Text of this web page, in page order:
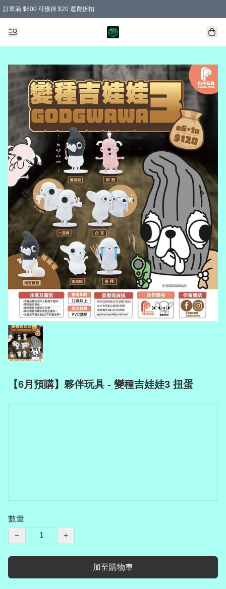
訂單滿 $600 可獲得 $20 運費折扣
【6月預購】夥伴玩具 - 變種吉娃娃3 扭蛋
數量
−
+
加至購物車